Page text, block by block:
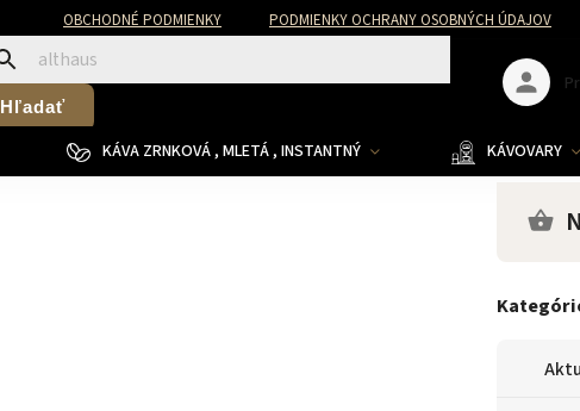
OBCHODNÉ PODMIENKY PODMIENKY OCHRANY OSOBNÝCH ÚDAJOV
Hľadať
KÁVA ZRNKOVÁ , MLETÁ , INSTANTNÝ KÁVOVARY